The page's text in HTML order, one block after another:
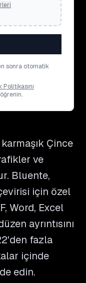
sonra otomatik
Politikasını
Çince
ve
Bluente,
için özel
Word, Excel
ayrıntısını
fazla
içinde
edin.